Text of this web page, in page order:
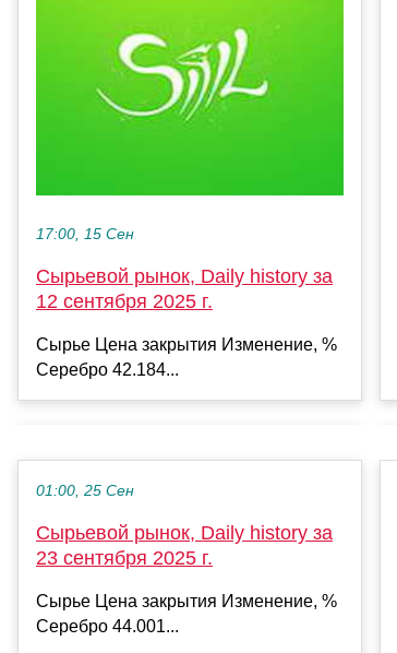
17:00, 15 Сен
Сырьевой рынок, Daily history за
12 сентября 2025 г.
Сырье Цена закрытия Изменение, %
Серебро 42.184...
01:00, 25 Сен
Сырьевой рынок, Daily history за
23 сентября 2025 г.
Сырье Цена закрытия Изменение, %
Серебро 44.001...